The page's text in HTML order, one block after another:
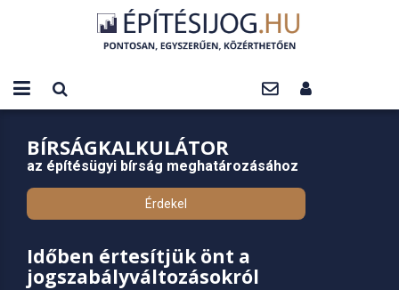
BÍRSÁGKALKULÁTOR
az építésügyi bírság meghatározásához
Érdekel
Időben értesítjük önt a
jogszabályváltozásokról